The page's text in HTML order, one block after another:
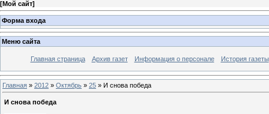
[Мой сайт]
Форма входа
Меню сайта
Главная страница Архив газет Информация о персонале История газеты
Главная » 2012 » Октябрь » 25 » И снова победа
И снова победа